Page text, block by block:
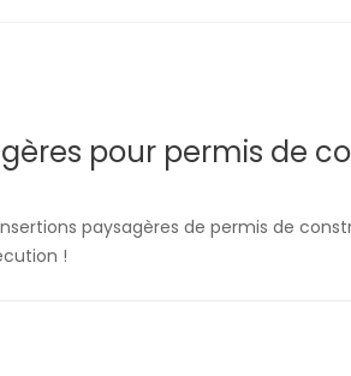
pour permis de
paysagères de permis de
!